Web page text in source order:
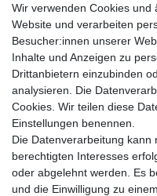
Angaben zum
Proline
Horizon Hobby GmbH
Hanskampring
9
22885
Barsbüttel Deutschland
info@horizonhobby.de
https://
+49-40-822167800
EU Verantwortliche
Horizon Hobby GmbH
Wir verwenden Cookies und
Website und verarbeiten
Besucher:innen unserer
Inhalte und Anzeigen zu
Drittanbietern einzubinden
analysieren. Die
Cookies. Wir teilen diese
Einstellungen benennen.
Die Datenverarbeitung kann
berechtigten Interesses
oder abgelehnt werden. Es
und die Einwilligung zu